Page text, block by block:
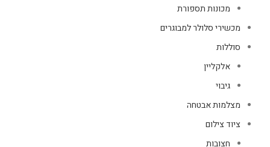
מכונות תספורת
מכשירי סלולר למבוגרים
סוללות
אלקליין
גיבוי
מצלמות אבטחה
ציוד צילום
חצובות